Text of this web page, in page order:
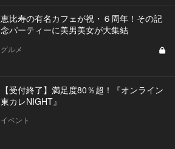
恵比寿の有名カフェが祝・６周年！その記
念パーティーに美男美女が大集結
グルメ
【受付終了】満足度80％超！『オンライン
東カレNIGHT』
イベント